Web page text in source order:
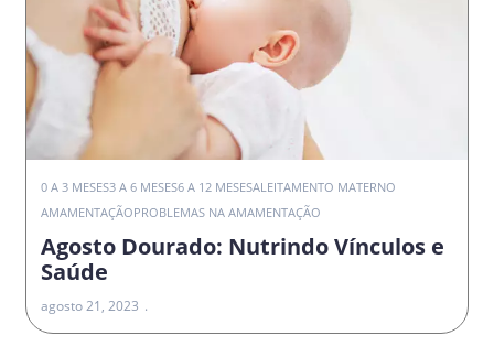
0 A 3 MESES3 A 6 MESES6 A 12 MESESALEITAMENTO MATERNO
AMAMENTAÇÃOPROBLEMAS NA AMAMENTAÇÃO
Agosto Dourado: Nutrindo Vínculos e
Saúde
agosto 21, 2023